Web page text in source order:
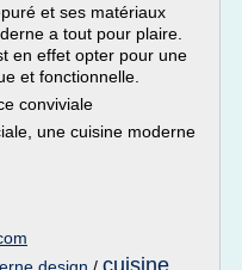
et ses matériaux
a tout pour plaire.
en effet opter pour une
et fonctionnelle.
conviviale
une cuisine moderne
cuisine